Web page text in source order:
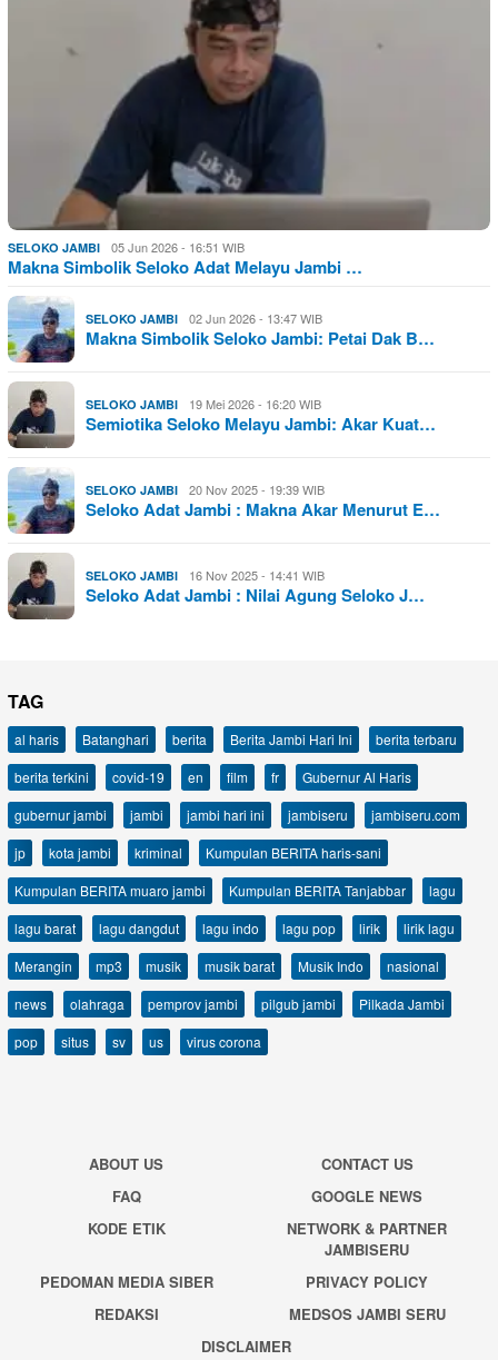
SELOKO JAMBI 05 Jun 2026 - 16:51 WIB
Makna Simbolik Seloko Adat Melayu Jambi …
SELOKO JAMBI 02 Jun 2026 - 13:47 WIB
Makna Simbolik Seloko Jambi: Petai Dak B…
SELOKO JAMBI 19 Mei 2026 - 16:20 WIB
Semiotika Seloko Melayu Jambi: Akar Kuat…
SELOKO JAMBI 20 Nov 2025 - 19:39 WIB
Seloko Adat Jambi : Makna Akar Menurut E…
SELOKO JAMBI 16 Nov 2025 - 14:41 WIB
Seloko Adat Jambi : Nilai Agung Seloko J…
TAG
al haris Batanghari berita Berita Jambi Hari Ini
berita terbaru
berita terkini
covid-19 en film fr
Gubernur Al Haris
gubernur jambi
jambi jambi hari ini jambiseru
jambiseru.com
jp
kota jambi kriminal
Kumpulan BERITA haris-sani
Kumpulan BERITA muaro jambi
Kumpulan BERITA Tanjabbar
lagu
lagu barat
lagu dangdut lagu indo lagu pop lirik
lirik lagu
Merangin
mp3 musik musik barat Musik Indo
nasional
news
olahraga pemprov jambi pilgub jambi
Pilkada Jambi
pop
situs sv us virus corona
ABOUT US
CONTACT US
FAQ
GOOGLE NEWS
KODE ETIK
NETWORK & PARTNER
JAMBISERU
PEDOMAN MEDIA SIBER
PRIVACY POLICY
REDAKSI
MEDSOS JAMBI SERU
DISCLAIMER